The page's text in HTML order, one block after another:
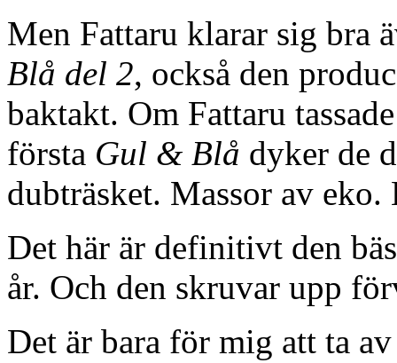
Men Fattaru klarar sig bra
Blå del 2, också den
baktakt. Om Fattaru
första Gul & Blå dyker de
dubträsket. Massor av eko.
Det här är definitivt den
år. Och den skruvar upp
Det är bara för mig att ta